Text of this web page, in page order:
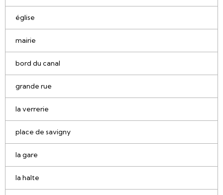
église
mairie
bord du canal
grande rue
la verrerie
place de savigny
la gare
la halte